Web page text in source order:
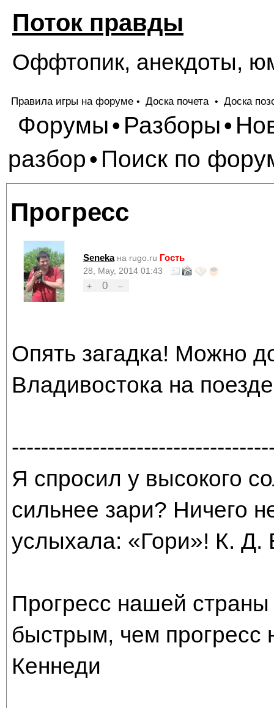
Поток правды
Оффтопик, анекдоты,
Правила игры на форуме • Доска почета • Доска
Форумы• Разборы•
разбор• Поиск по
Прогресс
Seneka на rugo.ru Гость
28, May, 2014 01:43
+
0 –
Опять загадка! Можно
Владивостока на
Я спросил у высокого
сильнее зари? Ничего
услыхала: «Гори»! К. Д.
Прогресс нашей
быстрым, чем прогресс
Кеннеди